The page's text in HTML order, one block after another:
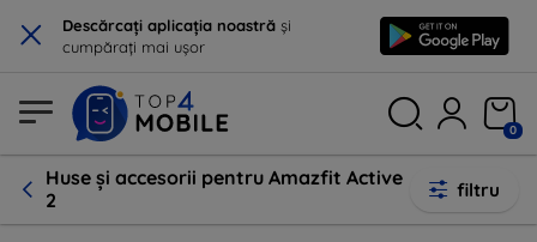
× Descărcați aplicația noastră și
cumpărați mai ușor
0
Huse și accesorii pentru Amazfit Active
2
filtru